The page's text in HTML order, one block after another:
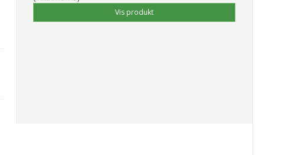
Vis produkt